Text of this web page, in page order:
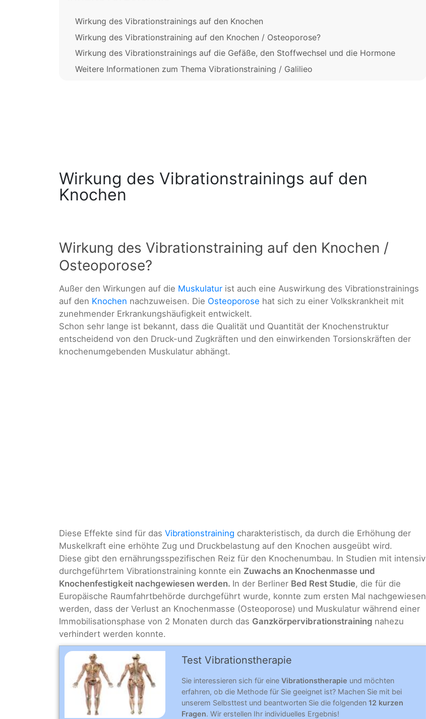
Wirkung des Vibrationstrainings auf den Knochen
Wirkung des Vibrationstraining auf den Knochen / Osteoporose?
Wirkung des Vibrationstrainings auf die Gefäße, den Stoffwechsel und die Hormone
Weitere Informationen zum Thema Vibrationstraining / Galilieo
Wirkung des Vibrationstrainings auf den
Knochen
Wirkung des Vibrationstraining auf den Knochen /
Osteoporose?
Außer den Wirkungen auf die Muskulatur ist auch eine Auswirkung des Vibrationstrainings
auf den Knochen nachzuweisen. Die Osteoporose hat sich zu einer Volkskrankheit mit
zunehmender Erkrankungshäufigkeit entwickelt.
Schon sehr lange ist bekannt, dass die Qualität und Quantität der Knochenstruktur
entscheidend von den Druck-und Zugkräften und den einwirkenden Torsionskräften der
knochenumgebenden Muskulatur abhängt.
Diese Effekte sind für das Vibrationstraining charakteristisch, da durch die Erhöhung der
Muskelkraft eine erhöhte Zug und Druckbelastung auf den Knochen ausgeübt wird.
Diese gibt den ernährungsspezifischen Reiz für den Knochenumbau. In Studien mit intensiv
durchgeführtem Vibrationstraining konnte ein Zuwachs an Knochenmasse und
Knochenfestigkeit nachgewiesen werden. In der Berliner Bed Rest Studie, die für die
Europäische Raumfahrtbehörde durchgeführt wurde, konnte zum ersten Mal nachgewiesen
werden, dass der Verlust an Knochenmasse (Osteoporose) und Muskulatur während einer
Immobilisationsphase von 2 Monaten durch das Ganzkörpervibrationstraining nahezu
verhindert werden konnte.
Test Vibrationstherapie
Sie interessieren sich für eine Vibrationstherapie und möchten
erfahren, ob die Methode für Sie geeignet ist? Machen Sie mit bei
unserem Selbsttest und beantworten Sie die folgenden 12 kurzen
Fragen. Wir erstellen Ihr individuelles Ergebnis!